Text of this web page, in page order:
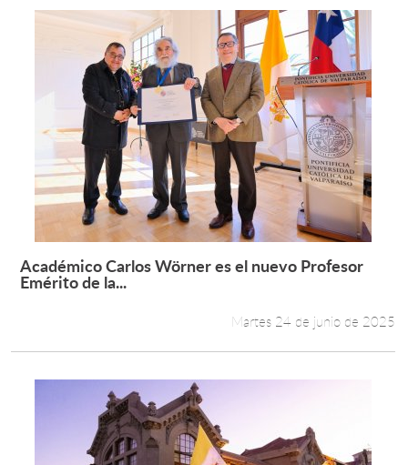
Leer más +
Académico Carlos Wörner es el nuevo Profesor
Emérito de la...
Martes 24 de junio de 2025